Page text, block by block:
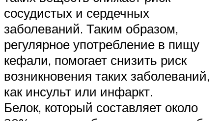
сосудистых и сердечных
заболеваний. Таким образом,
регулярное употребление в пищу
кефали, помогает снизить риск
возникновения таких заболеваний,
как инсульт или инфаркт.
Белок, который составляет около